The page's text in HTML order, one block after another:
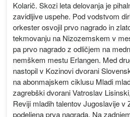
Kolarič. Skozi leta delovanja je
zavidljive uspehe. Pod vodstvom
orkester osvojil prvo nagrado in
tekmovanju na Nizozemskem v
pa prvo nagrado z odličjem na
nemškem mestu Erlangen. Med
nastopil v Kozinovi dvorani
na abonmajskem ciklusu Mladi
zagrebški dvorani Vatroslav
Reviji mladih talentov Jugoslavije v
podeljena prva nagrada. Na